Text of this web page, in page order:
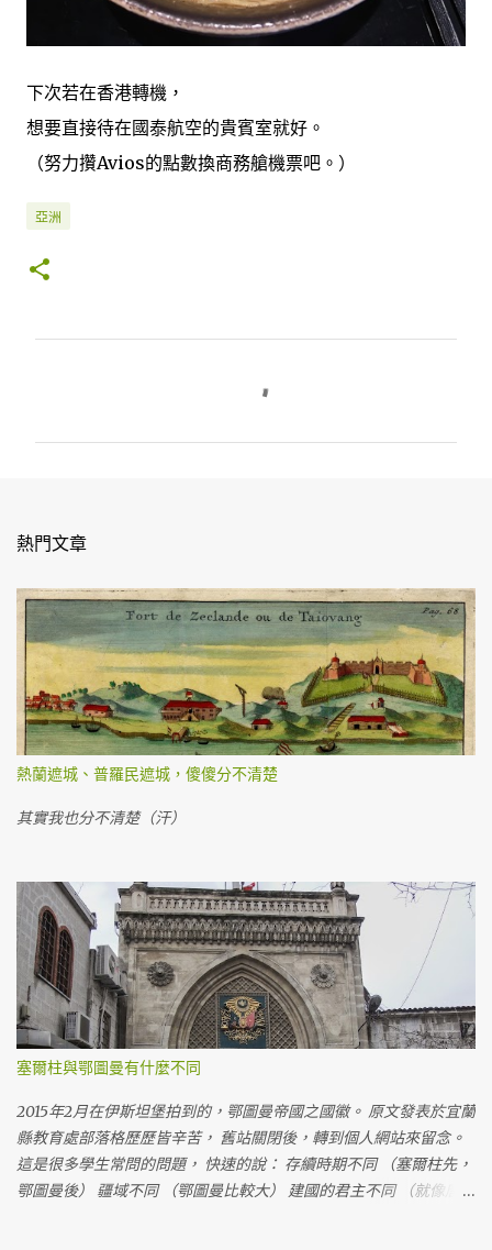
下次若在香港轉機，
想要直接待在國泰航空的貴賓室就好。
（努力攢Avios的點數換商務艙機票吧。）
亞洲
熱門文章
熱蘭遮城、普羅民遮城，傻傻分不清楚
其實我也分不清楚（汗）
塞爾柱與鄂圖曼有什麼不同
2015年2月在伊斯坦堡拍到的，鄂圖曼帝國之國徽。 原文發表於宜蘭
縣教育處部落格歷歷皆辛苦， 舊站關閉後，轉到個人網站來留念。
這是很多學生常問的問題， 快速的說： 存續時期不同 （塞爾柱先，
鄂圖曼後） 疆域不同 （鄂圖曼比較大） 建國的君主不同 （就像唐